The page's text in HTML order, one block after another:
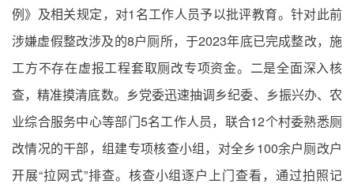
例》及相关规定，对1名工作人员予以批评教育。针对此前
涉嫌虚假整改涉及的8户厕所，于2023年底已完成整改，施
工方不存在虚报工程套取厕改专项资金。二是全面深入核
查，精准摸清底数。乡党委迅速抽调乡纪委、乡振兴办、农
业综合服务中心等部门5名工作人员，联合12个村委熟悉厕
改情况的干部，组建专项核查小组，对全乡100余户厕改户
开展“拉网式”排查。核查小组逐户上门查看，通过拍照记